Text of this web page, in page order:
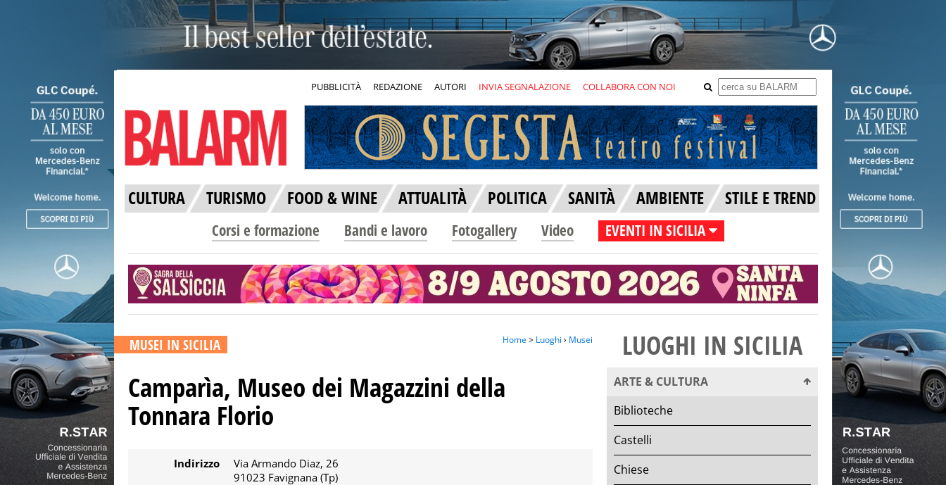
PUBBLICITÀ REDAZIONE AUTORI INVIA SEGNALAZIONE COLLABORA CON NOI
CULTURA TURISMO FOOD & WINE ATTUALITÀ POLITICA SANITÀ AMBIENTE STILE E TREND
Corsi e formazione Bandi e lavoro Fotogallery Video EVENTI IN SICILIA
MUSEI IN SICILIA Home> Luoghi › Musei
Camparìa, Museo dei Magazzini della
Tonnara Florio
Indirizzo
Via Armando Diaz, 26
91023 Favignana (Tp)
LUOGHI IN SICILIA
ARTE & CULTURA
Biblioteche
Castelli
Chiese